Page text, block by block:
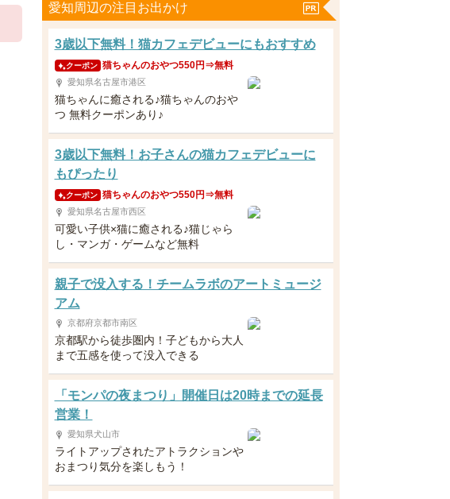
愛知周辺の注目お出かけ
3歳以下無料！猫カフェデビューにもおすすめ
クーポン 猫ちゃんのおやつ550円⇒無料
愛知県名古屋市港区
猫ちゃんに癒される♪猫ちゃんのおや
つ 無料クーポンあり♪
3歳以下無料！お子さんの猫カフェデビューに
もぴったり
クーポン 猫ちゃんのおやつ550円⇒無料
愛知県名古屋市西区
可愛い子供×猫に癒される♪猫じゃら
し・マンガ・ゲームなど無料
親子で没入する！チームラボのアートミュージ
アム
京都府京都市南区
京都駅から徒歩圏内！子どもから大人
まで五感を使って没入できる
「モンパの夜まつり」開催日は20時までの延長
営業！
愛知県犬山市
ライトアップされたアトラクションや
おまつり気分を楽しもう！